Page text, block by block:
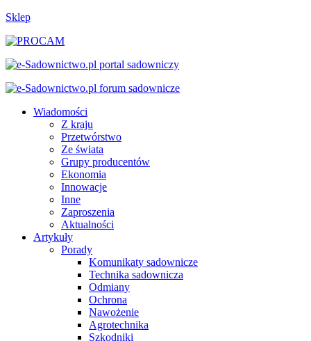
Sklep
Wiadomości
Z kraju
Przetwórstwo
Ze świata
Grupy producentów
Ekonomia
Innowacje
Inne
Zaproszenia
Aktualności
Artykuły
Porady
Komunikaty sadownicze
Technika sadownicza
Odmiany
Ochrona
Nawożenie
Agrotechnika
Szkodniki